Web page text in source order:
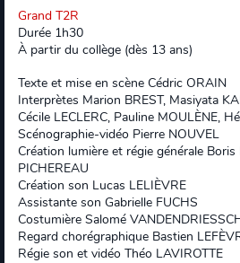
Grand T2R
Durée 1h30
À partir du collège (dès 13 ans)
Texte et mise en scène Cédric ORAIN
Interprètes Marion BREST, Masiyata
Cécile LECLERC, Pauline MOULÈNE,
Scénographie-vidéo Pierre NOUVEL
Création lumière et régie générale Boris
PICHEREAU
Création son Lucas LELIÈVRE
Assistante son Gabrielle FUCHS
Costumière Salomé
Regard chorégraphique Bastien
Régie son et vidéo Théo LAVIROTTE